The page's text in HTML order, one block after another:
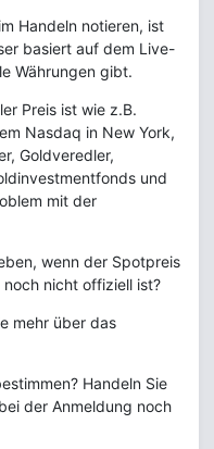
Handeln notieren, ist
basiert auf dem Live-
Währungen gibt.
Preis ist wie z.B.
Nasdaq in New York,
Goldveredler,
und
mit der
wenn der Spotpreis
nicht offiziell ist?
mehr über das
Handeln Sie
der Anmeldung noch